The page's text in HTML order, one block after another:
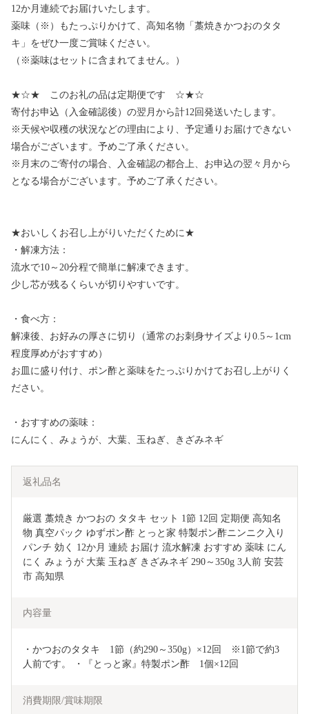
12か月連続でお届けいたします。
薬味（※）もたっぷりかけて、高知名物「藁焼きかつおのタタ
キ」をぜひ一度ご賞味ください。
（※薬味はセットに含まれてません。）
★☆★ このお礼の品は定期便です ☆★☆
寄付お申込（入金確認後）の翌月から計12回発送いたします。
※天候や収穫の状況などの理由により、予定通りお届けできない
場合がございます。予めご了承ください。
※月末のご寄付の場合、入金確認の都合上、お申込の翌々月から
となる場合がございます。予めご了承ください。
★おいしくお召し上がりいただくために★
・解凍方法：
流水で10～20分程で簡単に解凍できます。
少し芯が残るくらいが切りやすいです。
・食べ方：
解凍後、お好みの厚さに切り（通常のお刺身サイズより0.5～1cm
程度厚めがおすすめ）
お皿に盛り付け、ポン酢と薬味をたっぷりかけてお召し上がりく
ださい。
・おすすめの薬味：
にんにく、みょうが、大葉、玉ねぎ、きざみネギ
返礼品名
厳選 藁焼き かつおの タタキ セット 1節 12回 定期便 高知名
物 真空パック ゆずポン酢 とっと家 特製ポン酢ニンニク入り
パンチ 効く 12か月 連続 お届け 流水解凍 おすすめ 薬味 にん
にく みょうが 大葉 玉ねぎ きざみネギ 290～350g 3人前 安芸
市 高知県
内容量
・かつおのタタキ　1節（約290～350g）×12回　※1節で約3
人前です。 ・『とっと家』特製ポン酢　1個×12回
消費期限/賞味期限